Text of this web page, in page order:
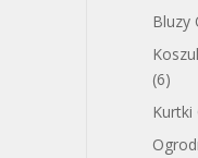
Bluzy
(6)
Kurtki